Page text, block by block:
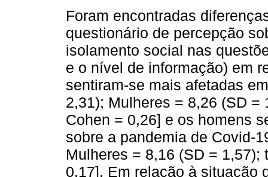
Foram encontradas
questionário de percepção
isolamento social nas
e o nível de informação) em
sentiram-se mais afetadas
2,31); Mulheres = 8,26 (SD =
Cohen = 0,26] e os homens
sobre a pandemia de Covid-
Mulheres = 8,16 (SD =
0,17]. Em relação à situação